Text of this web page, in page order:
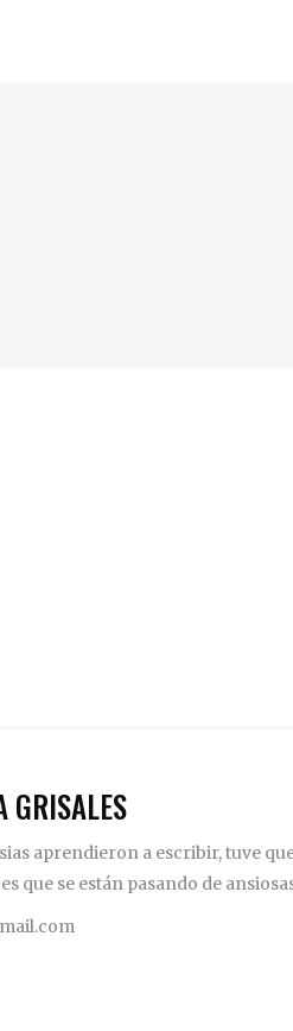
GRISALES
aprendieron a escribir, tuve
que se están pasando de